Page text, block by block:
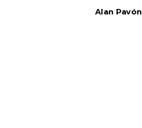
Alan Pavón